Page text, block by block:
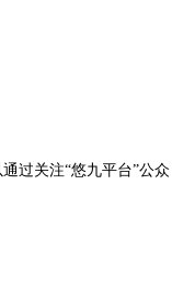
过关注“悠九平台”公众